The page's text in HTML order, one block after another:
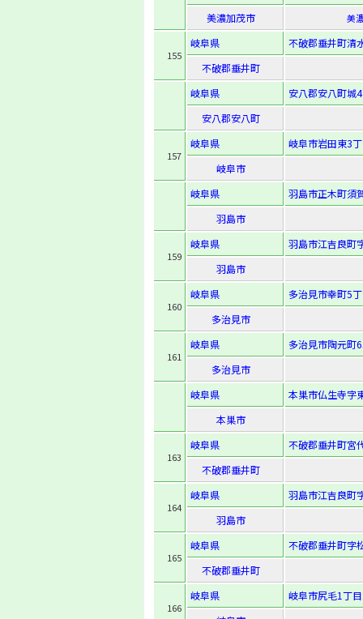
美濃加茂市
美
155
岐阜県
不破郡垂井町清
不破郡垂井町
岐阜県
安八郡安八町城
安八郡安八町
157
岐阜県
岐阜市岩田東3
岐阜市
岐阜県
羽島市正木町須
羽島市
159
岐阜県
羽島市江吉良町
羽島市
160
岐阜県
多治見市幸町5
多治見市
161
岐阜県
多治見市陶元町
多治見市
岐阜県
本巣市仏生寺字
本巣市
163
岐阜県
不破郡垂井町宮
不破郡垂井町
164
岐阜県
羽島市江吉良町
羽島市
165
岐阜県
不破郡垂井町字
不破郡垂井町
166
岐阜県
岐阜市尻毛1丁